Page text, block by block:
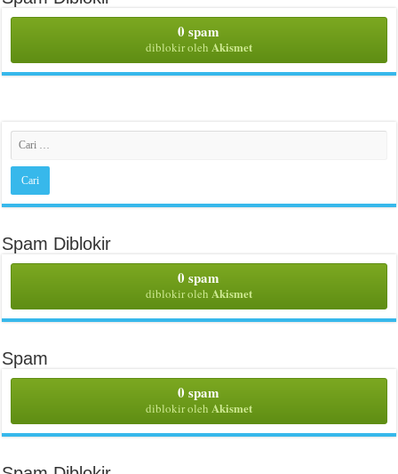
0 spam
diblokir oleh Akismet
Spam Diblokir
0 spam
diblokir oleh Akismet
Spam
0 spam
diblokir oleh Akismet